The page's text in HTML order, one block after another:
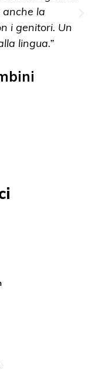
la
i genitori. Un
lingua.”